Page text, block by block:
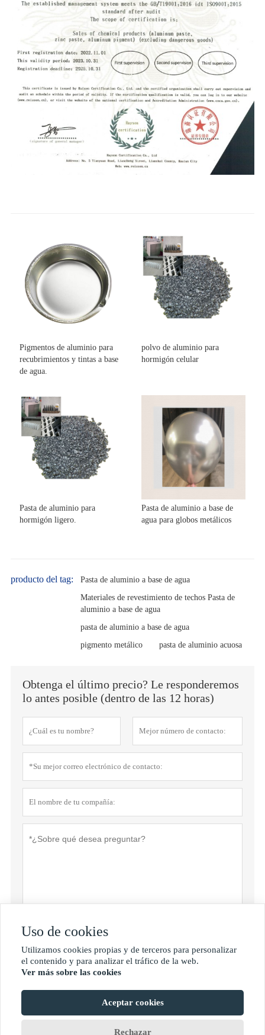
Pigmentos de aluminio para
recubrimientos y tintas a base
de agua.
polvo de aluminio para
hormigón celular
Pasta de aluminio para
hormigón ligero.
Pasta de aluminio a base de
agua para globos metálicos
producto del tag:
Pasta de aluminio a base de agua
Materiales de revestimiento de techos Pasta de
aluminio a base de agua
pasta de aluminio a base de agua
pigmento metálico
pasta de aluminio acuosa
Obtenga el último precio? Le responderemos
lo antes posible (dentro de las 12 horas)
Derechos de autor de © Shan Dong Jie Han Metal Material Co., Ltd
Uso de cookies
Utilizamos cookies propias y de terceros para personalizar
el contenido y para analizar el tráfico de la web.
Ver más sobre las cookies
Aceptar cookies
Rechazar